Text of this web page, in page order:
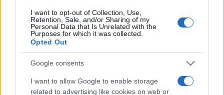
I want to opt-out of Collection, Use,
Retention, Sale, and/or Sharing of my
Personal Data that Is Unrelated with the
Purposes for which it was collected.
Opted Out
Google consents
I want to allow Google to enable storage
related to advertising like cookies on web or
15.11.2025 12:13
Συντακτική
Ομάδα